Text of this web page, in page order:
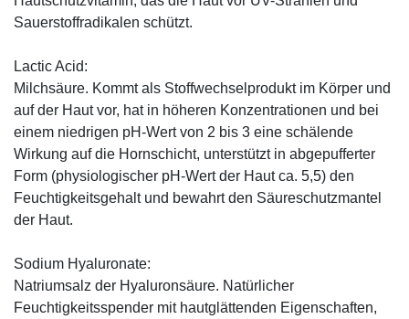
Sauerstoffradikalen schützt.
Lactic Acid:
Milchsäure. Kommt als Stoffwechselprodukt im Körper und
auf der Haut vor, hat in höheren Konzentrationen und bei
einem niedrigen pH-Wert von 2 bis 3 eine schälende
Wirkung auf die Hornschicht, unterstützt in abgepufferter
Form (physiologischer pH-Wert der Haut ca. 5,5) den
Feuchtigkeitsgehalt und bewahrt den Säureschutzmantel
der Haut.
Sodium Hyaluronate:
Natriumsalz der Hyaluronsäure. Natürlicher
Feuchtigkeitsspender mit hautglättenden Eigenschaften,